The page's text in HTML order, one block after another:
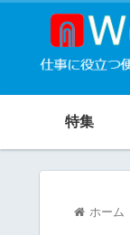
特集
ホーム